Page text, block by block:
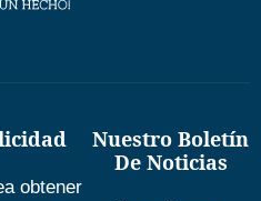
obtener
Nuestro Boletín
De Noticias